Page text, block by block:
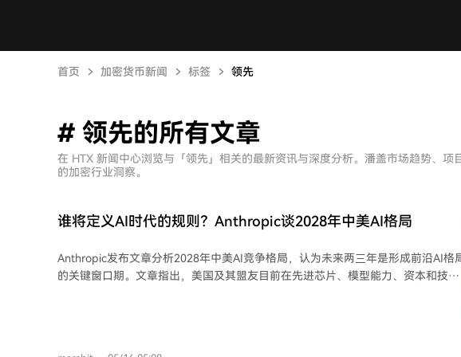
首页 加密货币新闻 标签 领先
# 领先的所有文章
在 HTX 新闻中心浏览与「领先」相关的最新资讯与深度分析。潘盖市场趋势、项
的加密行业洞察。
谁将定义AI时代的规则？Anthropic谈2028年中美AI格局
Anthropic发布文章分析2028年中美AI竞争格局，认为未来两三年是形成前沿AI格
的关键窗口期。文章指出，美国及其盟友目前在先进芯片、模型能力、资本和技术